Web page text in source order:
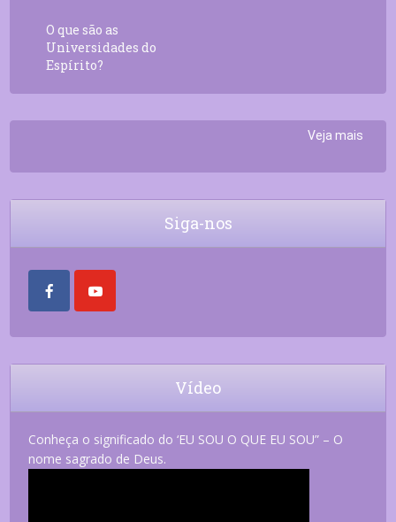
O que são as
Universidades do
Espírito?
Veja mais
Siga-nos
Vídeo
Conheça o significado do ‘EU SOU O QUE EU SOU” – O
nome sagrado de Deus.